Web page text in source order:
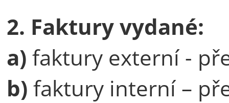
2. Faktury vydané:
a) faktury externí -
b) faktury interní –